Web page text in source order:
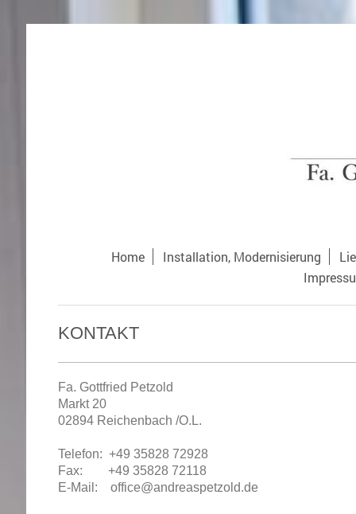
Home Installation, Modernisierung
KONTAKT
Fa. Gottfried Petzold
Markt 20
02894 Reichenbach /O.L.
Telefon: +49 35828 72928
Fax: +49 35828 72118
E-Mail: office@andreaspetzold.de